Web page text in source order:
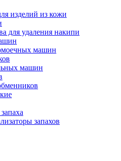
изделий из кожи
для удаления накипи
машин
машин
запахов